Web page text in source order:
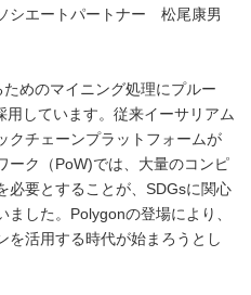
シエートパートナー 松尾康男
ためのマイニング処理にプルー
用しています。従来イーサリアム
クチェーンプラットフォームが
ーク（PoW)では、大量のコンピ
必要とすることが、SDGsに関心
した。Polygonの登場により、
を活用する時代が始まろうとし